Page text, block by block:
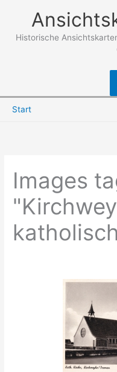
springenHistorische
Start
Images